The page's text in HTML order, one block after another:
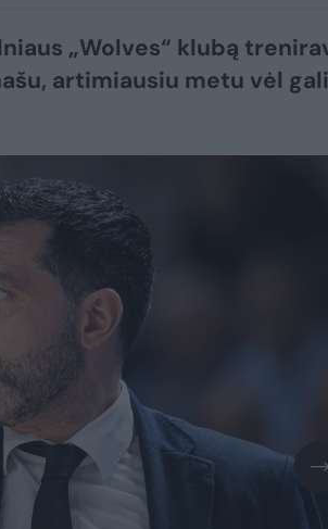
„Wolves“ klubą
artimiausiu metu vėl gali